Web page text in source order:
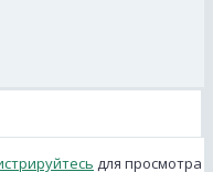
для просмотра